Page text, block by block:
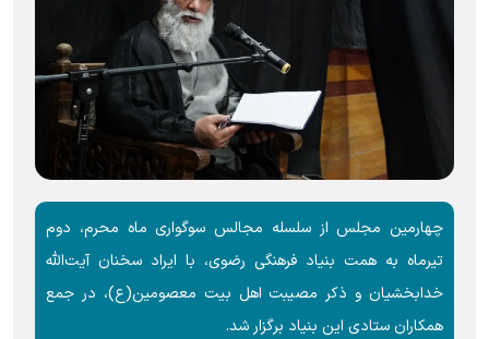
چهارمین مجلس از سلسله مجالس سوگواری ماه محرم، دوم
تیرماه به همت بنیاد فرهنگی رضوی، با ایراد سخنان آیت‌الله
خدابخشیان و ذکر مصیبت اهل بیت معصومین(ع)، در جمع
همکاران ستادی این بنیاد برگزار شد.